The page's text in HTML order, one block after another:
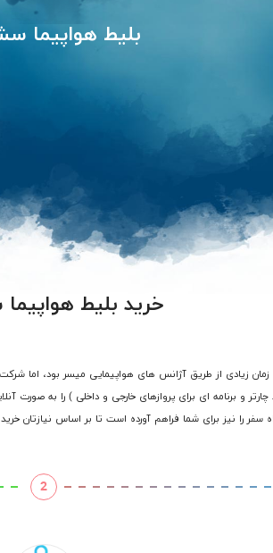
بلیط هواپیما
خرید بلیط
و برنامه ای برای پروازهای خارجی و داخلی ) را به
را نیز برای شما فراهم آورده است تا بر اساس نیازتان
2